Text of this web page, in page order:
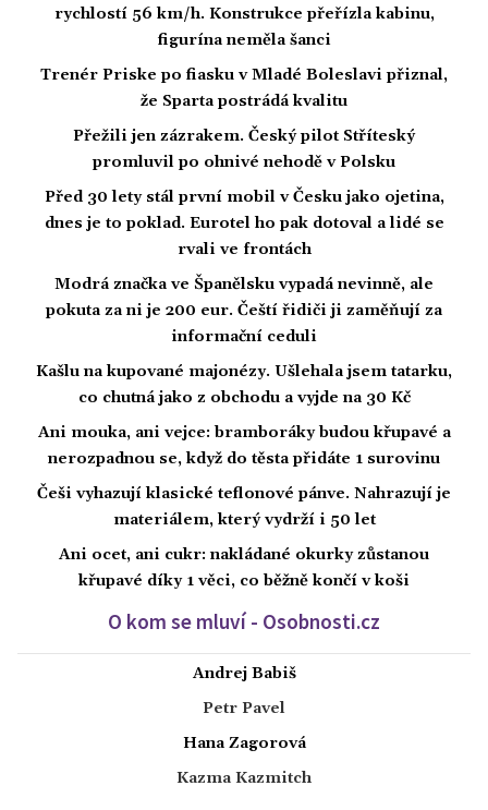
rychlostí 56 km/h. Konstrukce přeřízla kabinu,
figurína neměla šanci
Trenér Priske po fiasku v Mladé Boleslavi přiznal,
že Sparta postrádá kvalitu
Přežili jen zázrakem. Český pilot Stříteský
promluvil po ohnivé nehodě v Polsku
Před 30 lety stál první mobil v Česku jako ojetina,
dnes je to poklad. Eurotel ho pak dotoval a lidé se
rvali ve frontách
Modrá značka ve Španělsku vypadá nevinně, ale
pokuta za ni je 200 eur. Čeští řidiči ji zaměňují za
informační ceduli
Kašlu na kupované majonézy. Ušlehala jsem tatarku,
co chutná jako z obchodu a vyjde na 30 Kč
Ani mouka, ani vejce: bramboráky budou křupavé a
nerozpadnou se, když do těsta přidáte 1 surovinu
Češi vyhazují klasické teflonové pánve. Nahrazují je
materiálem, který vydrží i 50 let
Ani ocet, ani cukr: nakládané okurky zůstanou
křupavé díky 1 věci, co běžně končí v koši
O kom se mluví - Osobnosti.cz
Andrej Babiš
Petr Pavel
Hana Zagorová
Kazma Kazmitch